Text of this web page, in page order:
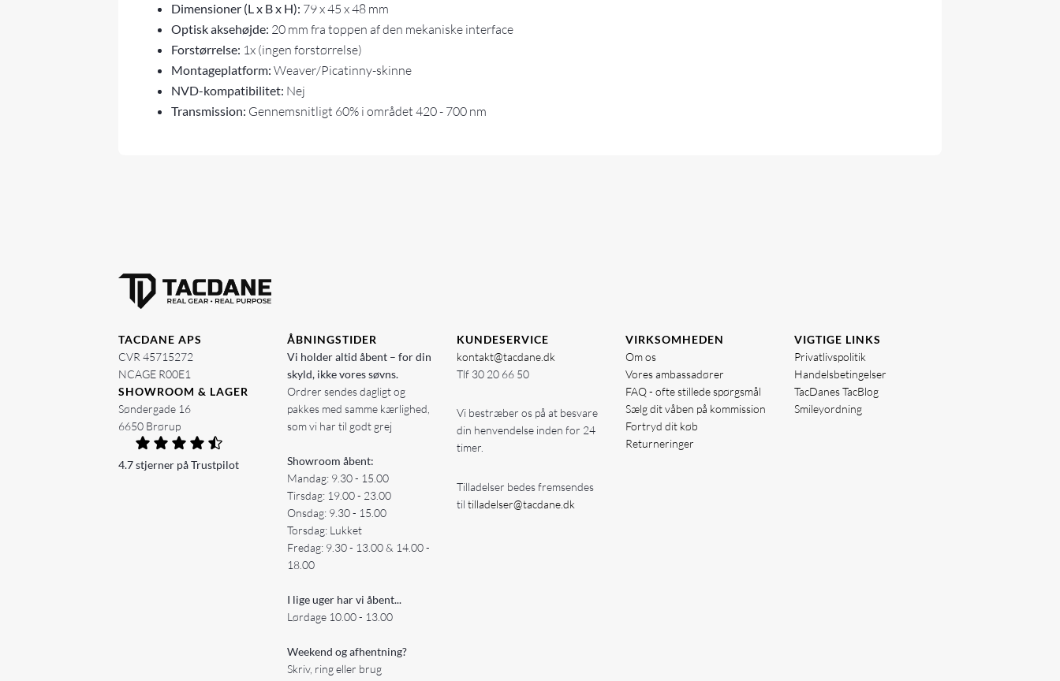
Dimensioner (L x B x H): 79 x 45 x 48 mm
Optisk aksehøjde: 20 mm fra toppen af den mekaniske interface
Forstørrelse: 1x (ingen forstørrelse)
Montageplatform: Weaver/Picatinny-skinne
NVD-kompatibilitet: Nej
Transmission: Gennemsnitligt 60% i området 420 - 700 nm
TACDANE APS
CVR 45715272
NCAGE R00E1
SHOWROOM & LAGER
Søndergade 16
6650 Brørup
4.7 stjerner på Trustpilot
ÅBNINGSTIDER
Vi holder altid åbent – for din
skyld, ikke vores søvns.
Ordrer sendes dagligt og
pakkes med samme kærlighed,
som vi har til godt grej
Showroom åbent:
Mandag: 9.30 - 15.00
Tirsdag: 19.00 - 23.00
Onsdag: 9.30 - 15.00
Torsdag: Lukket
Fredag: 9.30 - 13.00 & 14.00 -
18.00
I lige uger har vi åbent...
Lørdage 10.00 - 13.00
Weekend og afhentning?
Skriv, ring eller brug
KUNDESERVICE
kontakt@tacdane.dk
Tlf 30 20 66 50
Vi bestræber os på at besvare
din henvendelse inden for 24
timer.
Tilladelser bedes fremsendes
til tilladelser@tacdane.dk
VIRKSOMHEDEN
Om os
Vores ambassadører
FAQ - ofte stillede spørgsmål
Sælg dit våben på kommission
Fortryd dit køb
Returneringer
VIGTIGE LINKS
Privatlivspolitik
Handelsbetingelser
TacDanes TacBlog
Smileyordning